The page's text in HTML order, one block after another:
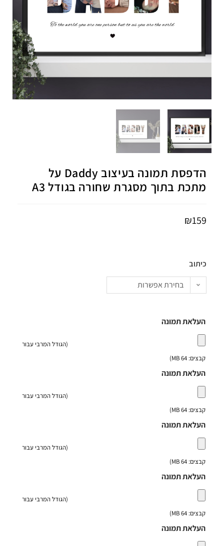
הדפסת תמונה בעיצוב Daddy על
מתכת בתוך מסגרת שחורה בגודל A3
₪159
כיתוב
בחירת אפשרות
העלאת תמונה
(הגודל המרבי עבור
קבצים: 64 MB)
העלאת תמונה
(הגודל המרבי עבור
קבצים: 64 MB)
העלאת תמונה
(הגודל המרבי עבור
קבצים: 64 MB)
העלאת תמונה
(הגודל המרבי עבור
קבצים: 64 MB)
העלאת תמונה